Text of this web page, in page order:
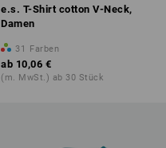
e.s. T-Shirt cotton V-Neck,
Damen
31 Farben
ab 10,06 €
(m. MwSt.) ab 30 Stück